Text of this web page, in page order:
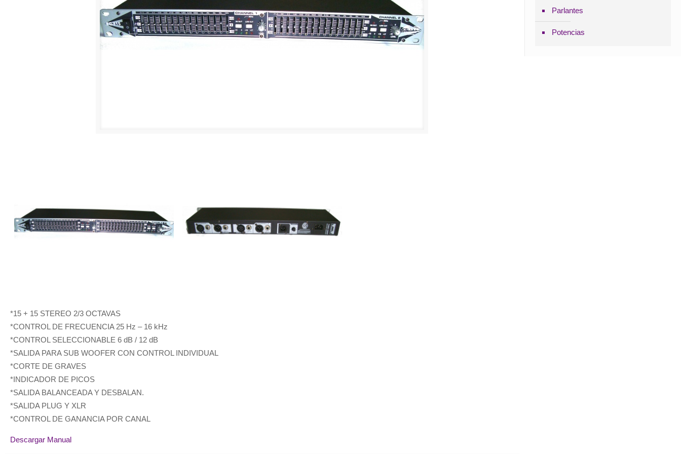
*15 + 15 STEREO 2/3 OCTAVAS
*CONTROL DE FRECUENCIA 25 Hz – 16 kHz
*CONTROL SELECCIONABLE 6 dB / 12 dB
*SALIDA PARA SUB WOOFER CON CONTROL INDIVIDUAL
*CORTE DE GRAVES
*INDICADOR DE PICOS
*SALIDA BALANCEADA Y DESBALAN.
*SALIDA PLUG Y XLR
*CONTROL DE GANANCIA POR CANAL
Descargar Manual
Parlantes
Potencias